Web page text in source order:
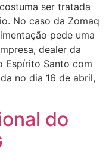
ser tratada
No caso da Zomaq
pede uma
dealer da
Espírito Santo com
no dia 16 de abril,
do